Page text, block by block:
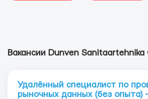
Вакансии Dunven Sanitaartehnika
Удалённый специалист по
рыночных данных (без опыта)